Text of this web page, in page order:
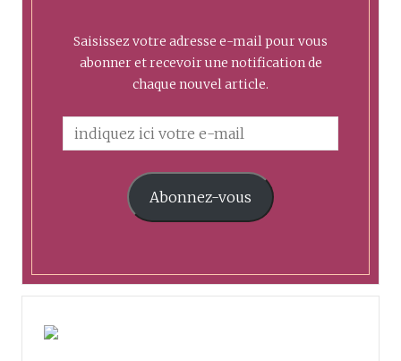
Saisissez votre adresse e-mail pour vous
abonner et recevoir une notification de
chaque nouvel article.
Abonnez-vous